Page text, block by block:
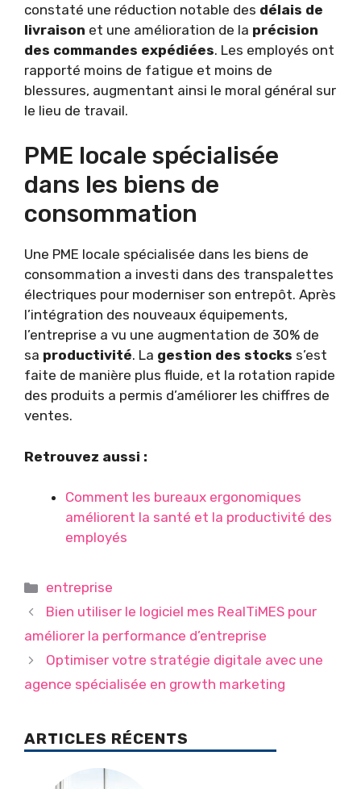
constaté une réduction notable des délais de
livraison et une amélioration de la précision
des commandes expédiées. Les employés ont
rapporté moins de fatigue et moins de
blessures, augmentant ainsi le moral général sur
le lieu de travail.
PME locale spécialisée
dans les biens de
consommation
Une PME locale spécialisée dans les biens de
consommation a investi dans des transpalettes
électriques pour moderniser son entrepôt. Après
l’intégration des nouveaux équipements,
l’entreprise a vu une augmentation de 30% de
sa productivité. La gestion des stocks s’est
faite de manière plus fluide, et la rotation rapide
des produits a permis d’améliorer les chiffres de
ventes.
Retrouvez aussi :
Comment les bureaux ergonomiques
améliorent la santé et la productivité des
employés
Catégories
entreprise
Bien utiliser le logiciel mes RealTiMES pour
améliorer la performance d’entreprise
Optimiser votre stratégie digitale avec une
agence spécialisée en growth marketing
ARTICLES RÉCENTS